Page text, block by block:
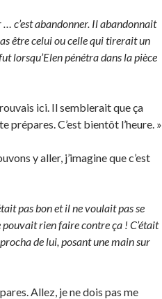
… c’est abandonner. Il abandonnait
être celui ou celle qui tirerait un
lorsqu’Elen pénétra dans la pièce
ici. Il semblerait que ça
C’est bientôt l’heure. »
y aller, j’imagine que c’est
pas bon et il ne voulait pas se
rien faire contre ça ! C’était
de lui, posant une main sur
Allez, je ne dois pas me